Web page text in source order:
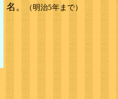
名。 （明治5年まで）